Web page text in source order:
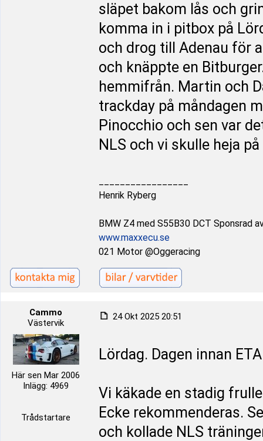
släpet bakom lås och
komma in i pitbox på
och drog till Adenau för
och knäppte en
hemmifrån. Martin och
trackday på måndagen
Pinocchio och sen var
NLS och vi skulle heja
Henrik Ryberg
BMW Z4 med S55B30 DCT Sponsrad
www.maxxecu.se
021 Motor @Oggeracing
Cammo
Västervik
Här sen Mar 2006
Inlägg: 4969
Trådstartare
24 Okt 2025 20:51
Lördag. Dagen innan
Vi käkade en stadig
Ecke rekommenderas.
och kollade NLS